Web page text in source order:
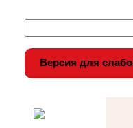
Версия для